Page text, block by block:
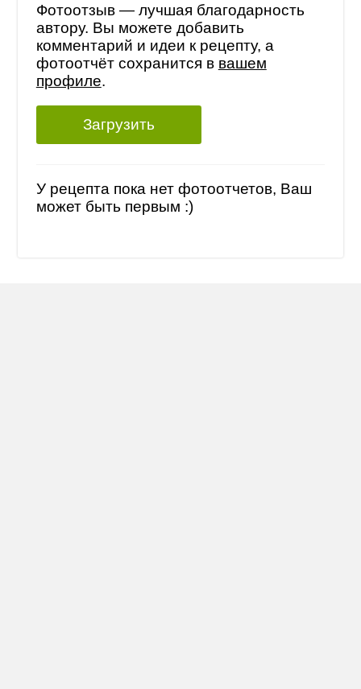
Фотоотзыв — лучшая благодарность
автору. Вы можете добавить
комментарий и идеи к рецепту, а
фотоотчёт сохранится в вашем
профиле.
Загрузить
У рецепта пока нет фотоотчетов, Ваш
может быть первым :)